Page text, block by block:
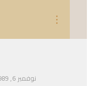
نوفمبر 6, 1989